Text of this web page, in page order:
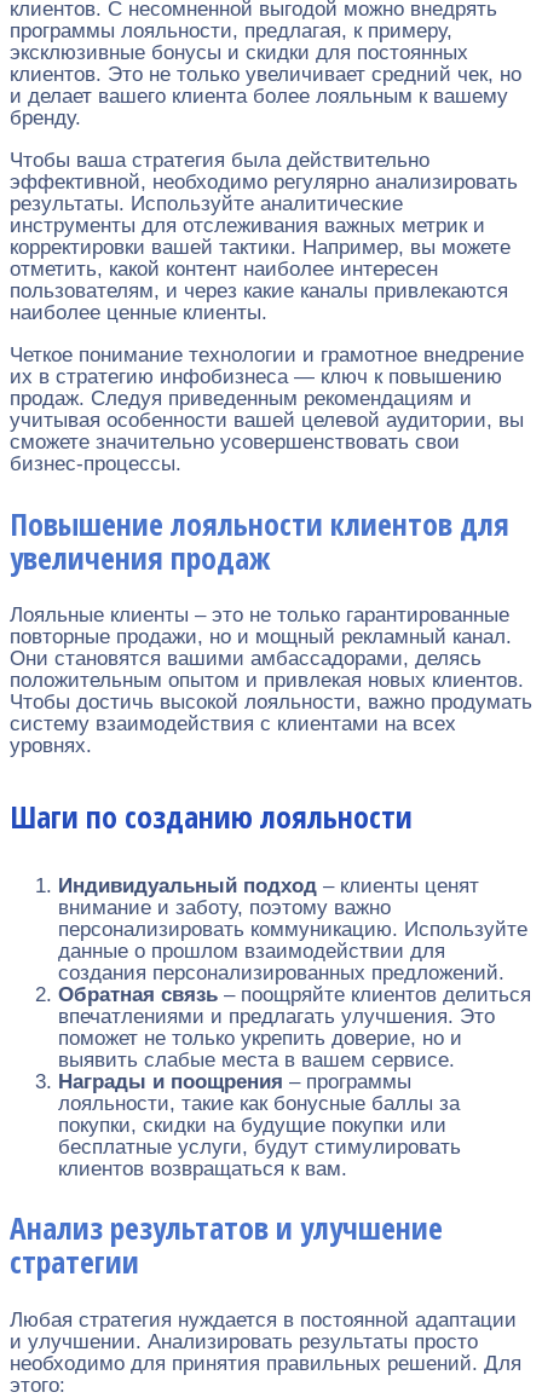
клиентов. С несомненной выгодой можно внедрять
программы лояльности, предлагая, к примеру,
эксклюзивные бонусы и скидки для постоянных
клиентов. Это не только увеличивает средний чек, но
и делает вашего клиента более лояльным к вашему
бренду.
Чтобы ваша стратегия была действительно
эффективной, необходимо регулярно анализировать
результаты. Используйте аналитические
инструменты для отслеживания важных метрик и
корректировки вашей тактики. Например, вы можете
отметить, какой контент наиболее интересен
пользователям, и через какие каналы привлекаются
наиболее ценные клиенты.
Четкое понимание технологии и грамотное внедрение
их в стратегию инфобизнеса — ключ к повышению
продаж. Следуя приведенным рекомендациям и
учитывая особенности вашей целевой аудитории, вы
сможете значительно усовершенствовать свои
бизнес-процессы.
Повышение лояльности клиентов для
увеличения продаж
Лояльные клиенты – это не только гарантированные
повторные продажи, но и мощный рекламный канал.
Они становятся вашими амбассадорами, делясь
положительным опытом и привлекая новых клиентов.
Чтобы достичь высокой лояльности, важно продумать
систему взаимодействия с клиентами на всех
уровнях.
Шаги по созданию лояльности
Индивидуальный подход – клиенты ценят
внимание и заботу, поэтому важно
персонализировать коммуникацию. Используйте
данные о прошлом взаимодействии для
создания персонализированных предложений.
Обратная связь – поощряйте клиентов делиться
впечатлениями и предлагать улучшения. Это
поможет не только укрепить доверие, но и
выявить слабые места в вашем сервисе.
Награды и поощрения – программы
лояльности, такие как бонусные баллы за
покупки, скидки на будущие покупки или
бесплатные услуги, будут стимулировать
клиентов возвращаться к вам.
Анализ результатов и улучшение
стратегии
Любая стратегия нуждается в постоянной адаптации
и улучшении. Анализировать результаты просто
необходимо для принятия правильных решений. Для
этого: